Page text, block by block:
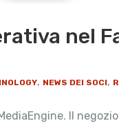
nel
, NEWS DEI SOCI,
Il